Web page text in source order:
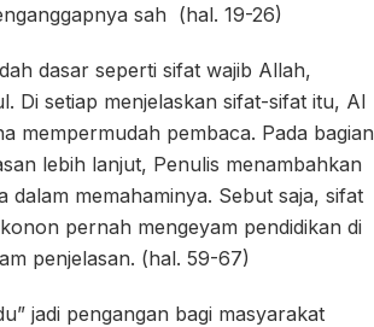
sah (hal. 19-26)
dasar seperti sifat wajib Allah,
Di setiap menjelaskan sifat-sifat itu, Al
mempermudah pembaca. Pada bagian
lebih lanjut, Penulis menambahkan
memahaminya. Sebut saja, sifat
pernah mengeyam pendidikan di
penjelasan. (hal. 59-67)
jadi pengangan bagi masyarakat